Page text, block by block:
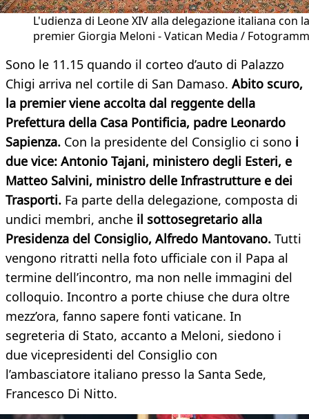
L'udienza di Leone XIV alla delegazione italiana con la
premier Giorgia Meloni - Vatican Media /
Sono le 11.15 quando il corteo d’auto di Palazzo
Chigi arriva nel cortile di San Damaso. Abito scuro,
la premier viene accolta dal reggente della
Prefettura della Casa Pontificia, padre Leonardo
Sapienza. Con la presidente del Consiglio ci sono i
due vice: Antonio Tajani, ministero degli Esteri, e
Matteo Salvini, ministro delle Infrastrutture e dei
Trasporti. Fa parte della delegazione, composta di
undici membri, anche il sottosegretario alla
Presidenza del Consiglio, Alfredo Mantovano. Tutti
vengono ritratti nella foto ufficiale con il Papa al
termine dell’incontro, ma non nelle immagini del
colloquio. Incontro a porte chiuse che dura oltre
mezz’ora, fanno sapere fonti vaticane. In
segreteria di Stato, accanto a Meloni, siedono i
due vicepresidenti del Consiglio con
l’ambasciatore italiano presso la Santa Sede,
Francesco Di Nitto.